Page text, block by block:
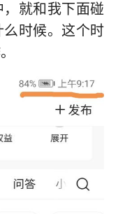
就和我下面碰
时候。这个时